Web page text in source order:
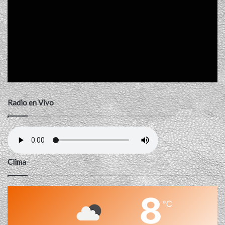
Radio en Vivo
Clima
8℃